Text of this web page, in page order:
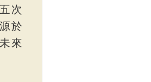
次
於
來